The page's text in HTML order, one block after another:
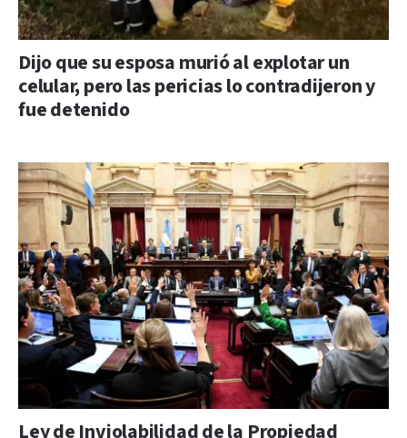
Dijo que su esposa murió al explotar un
celular, pero las pericias lo contradijeron y
fue detenido
Ley de Inviolabilidad de la Propiedad